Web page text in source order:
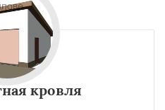
кровля